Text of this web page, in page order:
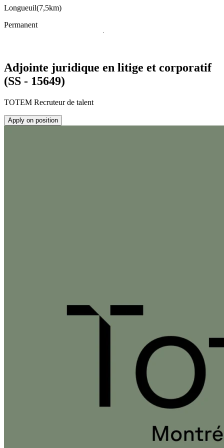
Longueuil(7,5km)
Permanent
Adjointe juridique en litige et corporatif
(SS - 15649)
TOTEM Recruteur de talent
Apply on position